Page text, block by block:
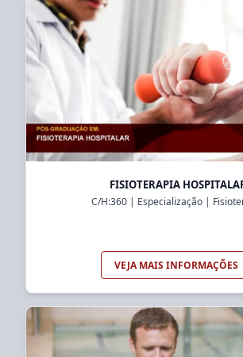
FISIOTERAPIA
C/H:360 | Especialização |
VEJA MAIS INFORMAÇÕES